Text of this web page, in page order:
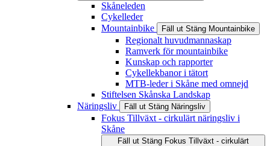
Skåneleden
Cykelleder
Mountainbike
Fäll ut Stäng Mountainbike
Regionalt huvudmannaskap
Ramverk för mountainbike
Kunskap och rapporter
Cykellekbanor i tätort
MTB-leder i Skåne med omnejd
Stiftelsen Skånska Landskap
Näringsliv
Fäll ut Stäng Näringsliv
Fokus Tillväxt - cirkulärt näringsliv i
Skåne
Fäll ut Stäng Fokus Tillväxt - cirkulärt